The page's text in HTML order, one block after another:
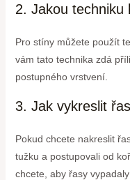
2. Jakou
Pro stíny můžete použít
vám tato technika zdá
postupného vrstvení.
3. Jak vykreslit
Pokud chcete nakreslit
tužku a postupovali od
chcete, aby řasy